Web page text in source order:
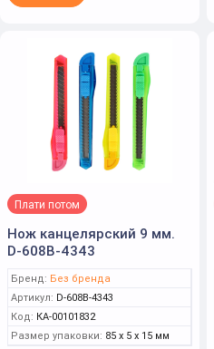
Плати потом
Нож канцелярский 9 мм.
D-608B-4343
Бренд: Без бренда
Артикул: D-608B-4343
Код: КА-00101832
Размер упаковки: 85 x 5 x 15 мм